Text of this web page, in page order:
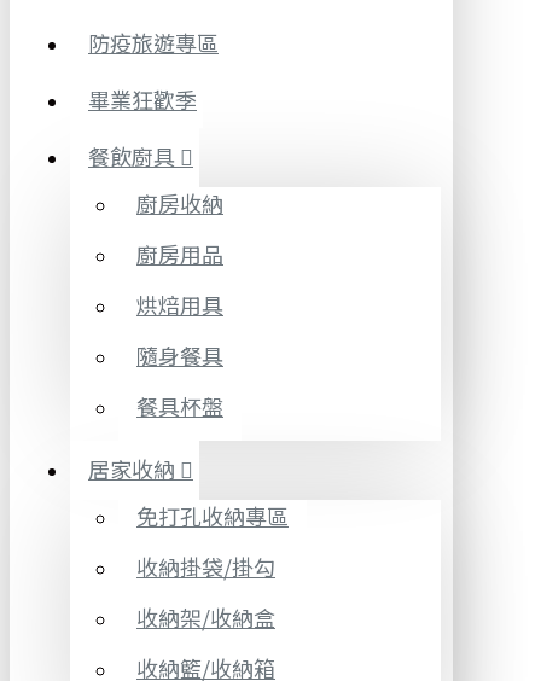
防疫旅遊專區
畢業狂歡季
餐飲廚具
廚房收納
廚房用品
烘焙用具
隨身餐具
餐具杯盤
居家收納
免打孔收納專區
收納掛袋/掛勾
收納架/收納盒
收納籃/收納箱